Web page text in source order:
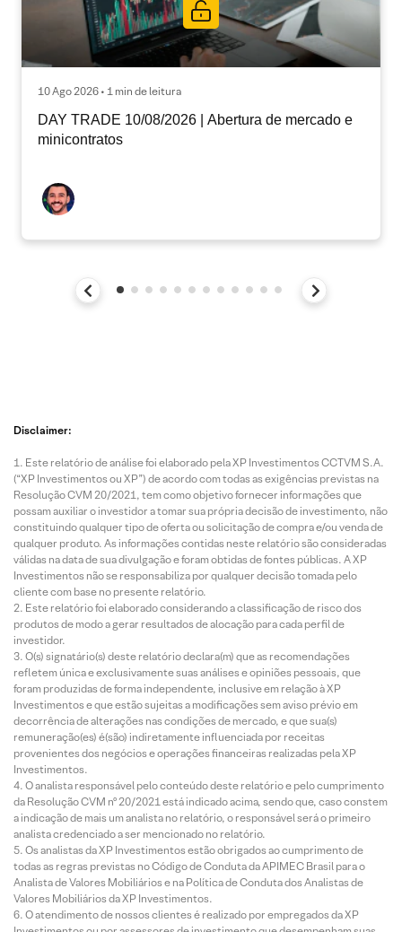
10 Ago 2026 • 1 min de leitura
DAY TRADE 10/08/2026 | Abertura de mercado e
minicontratos
Disclaimer:
Este relatório de análise foi elaborado pela XP Investimentos CCTVM S.A.
(“XP Investimentos ou XP”) de acordo com todas as exigências previstas na
Resolução CVM 20/2021, tem como objetivo fornecer informações que
possam auxiliar o investidor a tomar sua própria decisão de investimento, não
constituindo qualquer tipo de oferta ou solicitação de compra e/ou venda de
qualquer produto. As informações contidas neste relatório são consideradas
válidas na data de sua divulgação e foram obtidas de fontes públicas. A XP
Investimentos não se responsabiliza por qualquer decisão tomada pelo
cliente com base no presente relatório.
Este relatório foi elaborado considerando a classificação de risco dos
produtos de modo a gerar resultados de alocação para cada perfil de
investidor.
O(s) signatário(s) deste relatório declara(m) que as recomendações
refletem única e exclusivamente suas análises e opiniões pessoais, que
foram produzidas de forma independente, inclusive em relação à XP
Investimentos e que estão sujeitas a modificações sem aviso prévio em
decorrência de alterações nas condições de mercado, e que sua(s)
remuneração(es) é(são) indiretamente influenciada por receitas
provenientes dos negócios e operações financeiras realizadas pela XP
Investimentos.
O analista responsável pelo conteúdo deste relatório e pelo cumprimento
da Resolução CVM nº 20/2021 está indicado acima, sendo que, caso constem
a indicação de mais um analista no relatório, o responsável será o primeiro
analista credenciado a ser mencionado no relatório.
Os analistas da XP Investimentos estão obrigados ao cumprimento de
todas as regras previstas no Código de Conduta da APIMEC Brasil para o
Analista de Valores Mobiliários e na Política de Conduta dos Analistas de
Valores Mobiliários da XP Investimentos.
O atendimento de nossos clientes é realizado por empregados da XP